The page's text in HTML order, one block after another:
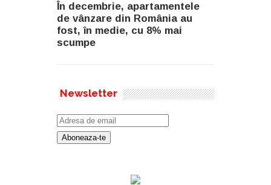
În decembrie, apartamentele
de vânzare din România au
fost, în medie, cu 8% mai
scumpe
Newsletter